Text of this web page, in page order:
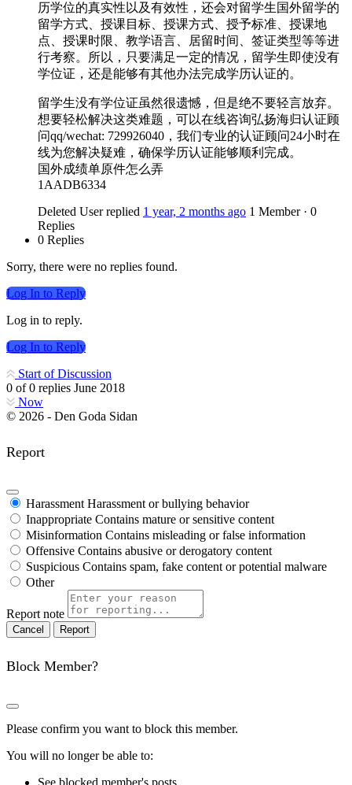
历学位的真实性以及有效性，还会对留学生国外留学的
留学方式、授课目标、授课方式、授予标准、授课地
点、授课时限、教学语言、居留时间、签证类型等等进
行考察。所以，只要满足一定的情况，留学生即使没有
学位证，还是能够有其他办法完成学历认证的。
留学生没有学位证虽然很遗憾，但是绝不要轻言放弃。
想要轻松解决这类难题，可以在线咨询弘扬海归认证顾
问qq/wechat: 729926040，我们专业的认证顾问24小时在
线为您解决疑难，确保学历认证能够顺利完成。
国外成绩单原件怎么弄
1AADB6334
Deleted User replied 1 year, 2 months ago 1 Member · 0
Replies
0 Replies
Sorry, there were no replies found.
Log In to Reply
Log in to reply.
Log In to Reply
Start of Discussion
0 of0 replies June 2018
Now
© 2026 - Den Goda Sidan
Report
Harassment Harassment or bullying behavior
Inappropriate Contains mature or sensitive content
Misinformation Contains misleading or false information
Offensive Contains abusive or derogatory content
Suspicious Contains spam, fake content or potential malware
Other
Report note
Report
Block Member?
Please confirm you want to block this member.
You will no longer be able to: